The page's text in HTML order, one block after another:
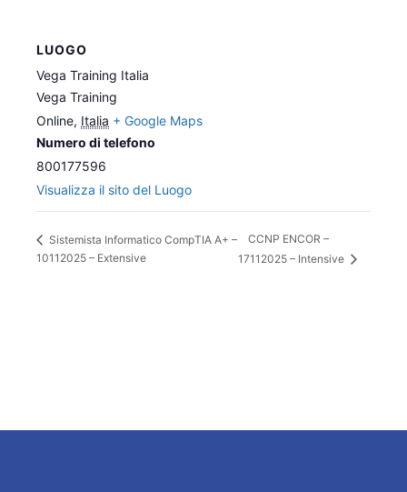
LUOGO
Vega Training Italia
Vega Training
Online, Italia + Google Maps
Numero di telefono
800177596
Visualizza il sito del Luogo
Sistemista Informatico CompTIA A+ –
10112025 – Extensive
CCNP ENCOR –
17112025 – Intensive